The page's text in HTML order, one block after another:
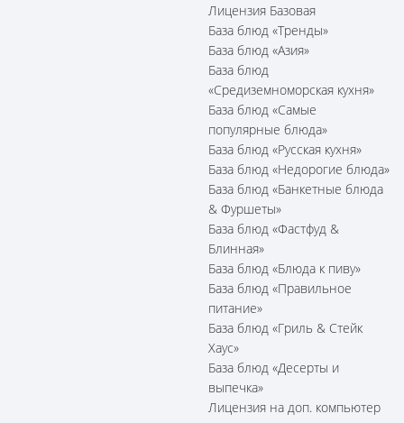
Лицензия Базовая
База блюд «Тренды»
База блюд «Азия»
База блюд
«Средиземноморская кухня»
База блюд «Самые
популярные блюда»
База блюд «Русская кухня»
База блюд «Недорогие блюда»
База блюд «Банкетные блюда
& Фуршеты»
База блюд «Фастфуд &
Блинная»
База блюд «Блюда к пиву»
База блюд «Правильное
питание»
База блюд «Гриль & Стейк
Хаус»
База блюд «Десерты и
выпечка»
Лицензия на доп. компьютер